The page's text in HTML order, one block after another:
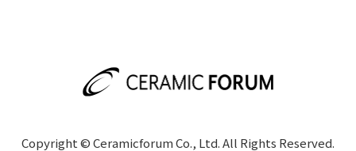
Copyright © Ceramicforum Co., Ltd. All Rights Reserved.